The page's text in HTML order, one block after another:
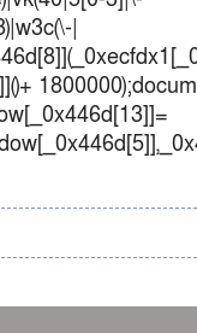
|